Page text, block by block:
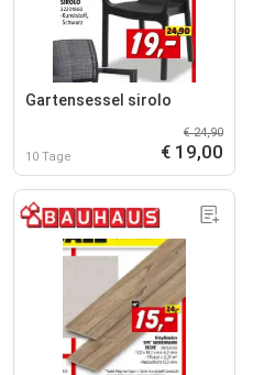
Gartensessel sirolo
10 Tage
€ 24,90
€ 19,00